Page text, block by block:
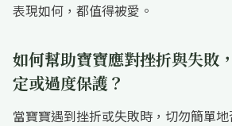
表現如何，都值得被愛。
如何幫助寶寶應對挫折與失敗
定或過度保護？
當寶寶遇到挫折或失敗時，切勿簡單地